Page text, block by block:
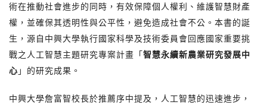
術在推動社會進步的同時，有效保障個人權利、維護智慧財產
權，並確保其透明性與公平性，避免造成社會不公。本書的誕
生，源自中興大學執行國家科學及技術委員會回應國家重要挑
戰之人工智慧主題研究專案計畫「智慧永續新農業研究發展中
心 」的研究成果。
中興大學詹富智校長於推薦序中提及，人工智慧的迅速進步，